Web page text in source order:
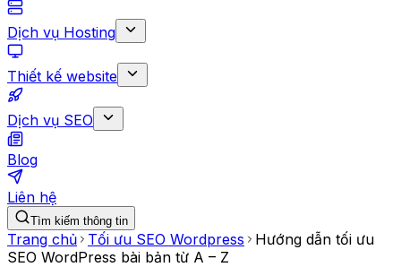
Dịch vụ Hosting
Thiết kế website
Dịch vụ SEO
Blog
Liên hệ
Tìm kiếm thông tin
Trang chủ Tối ưu SEO Wordpress
Hướng dẫn tối ưu
SEO WordPress bài bản từ A – Z